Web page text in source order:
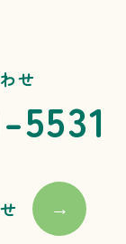
せ
5531
→